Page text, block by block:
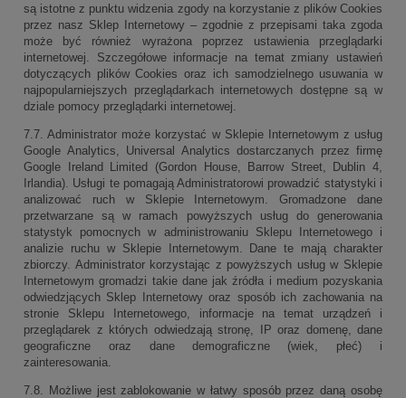
są istotne z punktu widzenia zgody na korzystanie z plików Cookies
przez nasz Sklep Internetowy – zgodnie z przepisami taka zgoda
może być również wyrażona poprzez ustawienia przeglądarki
internetowej. Szczegółowe informacje na temat zmiany ustawień
dotyczących plików Cookies oraz ich samodzielnego usuwania w
najpopularniejszych przeglądarkach internetowych dostępne są w
dziale pomocy przeglądarki internetowej.
7.7. Administrator może korzystać w Sklepie Internetowym z usług
Google Analytics, Universal Analytics dostarczanych przez firmę
Google Ireland Limited (Gordon House, Barrow Street, Dublin 4,
Irlandia). Usługi te pomagają Administratorowi prowadzić statystyki i
analizować ruch w Sklepie Internetowym. Gromadzone dane
przetwarzane są w ramach powyższych usług do generowania
statystyk pomocnych w administrowaniu Sklepu Internetowego i
analizie ruchu w Sklepie Internetowym. Dane te mają charakter
zbiorczy. Administrator korzystając z powyższych usług w Sklepie
Internetowym gromadzi takie dane jak źródła i medium pozyskania
odwiedzjących Sklep Internetowy oraz sposób ich zachowania na
stronie Sklepu Internetowego, informacje na temat urządzeń i
przeglądarek z których odwiedzają stronę, IP oraz domenę, dane
geograficzne oraz dane demograficzne (wiek, płeć) i
zainteresowania.
7.8. Możliwe jest zablokowanie w łatwy sposób przez daną osobę